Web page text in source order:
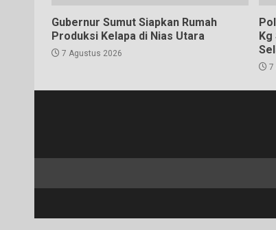
Gubernur Sumut Siapkan Rumah
Produksi Kelapa di Nias Utara
7 Agustus 2026
Kg
7